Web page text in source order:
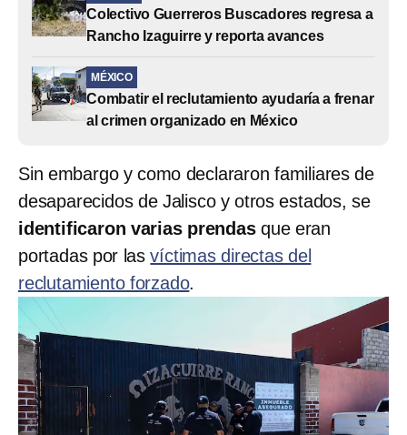
Colectivo Guerreros Buscadores regresa a
Rancho Izaguirre y reporta avances
MÉXICO
Combatir el reclutamiento ayudaría a frenar
al crimen organizado en México
Sin embargo y como declararon familiares de
desaparecidos de Jalisco y otros estados, se
identificaron varias prendasque eran
portadas por lasvíctimas directas del
reclutamiento forzado.